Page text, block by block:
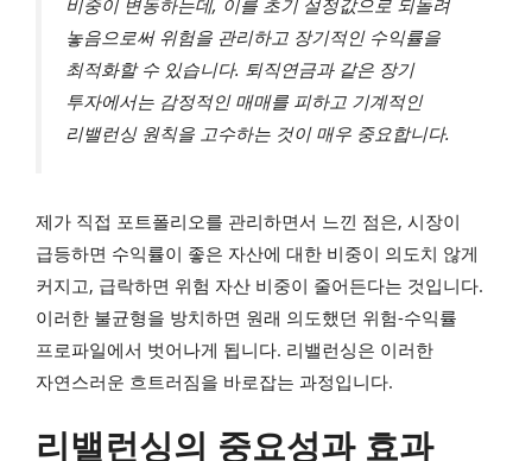
비중이 변동하는데, 이를 초기 설정값으로 되돌려
놓음으로써 위험을 관리하고 장기적인 수익률을
최적화할 수 있습니다. 퇴직연금과 같은 장기
투자에서는 감정적인 매매를 피하고 기계적인
리밸런싱 원칙을 고수하는 것이 매우 중요합니다.
제가 직접 포트폴리오를 관리하면서 느낀 점은, 시장이
급등하면 수익률이 좋은 자산에 대한 비중이 의도치 않게
커지고, 급락하면 위험 자산 비중이 줄어든다는 것입니다.
이러한 불균형을 방치하면 원래 의도했던 위험-수익률
프로파일에서 벗어나게 됩니다. 리밸런싱은 이러한
자연스러운 흐트러짐을 바로잡는 과정입니다.
리밸런싱의 중요성과 효과